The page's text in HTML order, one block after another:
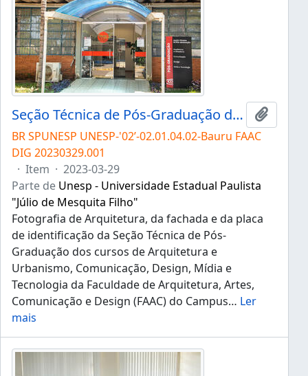
Seção Técnica de Pós-Graduação da FAAC
BR SPUNESP UNESP-'02’-02.01.04.02-Bauru FAAC
DIG 20230329.001
· Item · 2023-03-29
Parte de Unesp - Universidade Estadual Paulista
"Júlio de Mesquita Filho"
Fotografia de Arquitetura, da fachada e da placa
de identificação da Seção Técnica de Pós-
Graduação dos cursos de Arquitetura e
Urbanismo, Comunicação, Design, Mídia e
Tecnologia da Faculdade de Arquitetura, Artes,
Comunicação e Design (FAAC) do Campus… Ler
mais